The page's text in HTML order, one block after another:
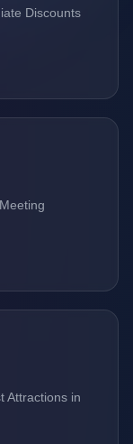
Discounts
Attractions in